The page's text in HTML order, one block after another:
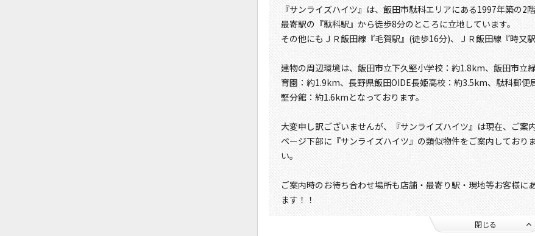
『サンライズハイツ』は、飯田市駄科エリアにある1997年築の2
最寄駅の『駄科駅』から徒歩8分のところに立地しています。
その他にもＪＲ飯田線『毛賀駅』(徒歩16分)、ＪＲ飯田線『時又
建物の周辺環境は、飯田市立下久堅小学校：約1.8km、飯田市立
育園：約1.9km、長野県飯田OIDE長姫高校：約3.5km、駄科郵
堅分館：約1.6kmとなっております。
大変申し訳ございませんが、『サンライズハイツ』は現在、ご案
ページ下部に『サンライズハイツ』の類似物件をご案内しており
い。
ご案内時のお待ち合わせ場所も店舗・最寄り駅・現地等お客様に
ます！！
閉じる